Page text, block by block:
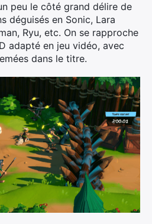
peu le côté grand délire de
déguisés en Sonic, Lara
Ryu, etc. On se rapproche
adapté en jeu vidéo, avec
dans le titre.